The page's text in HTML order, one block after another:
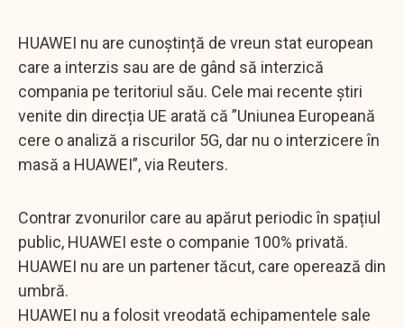
HUAWEI nu are cunoștință de vreun stat european
care a interzis sau are de gând să interzică
compania pe teritoriul său. Cele mai recente știri
venite din direcția UE arată că ”Uniunea Europeană
cere o analiză a riscurilor 5G, dar nu o interzicere în
masă a HUAWEI”, via Reuters.
Contrar zvonurilor care au apărut periodic în spațiul
public, HUAWEI este o companie 100% privată.
HUAWEI nu are un partener tăcut, care operează din
umbră.
HUAWEI nu a folosit vreodată echipamentele sale